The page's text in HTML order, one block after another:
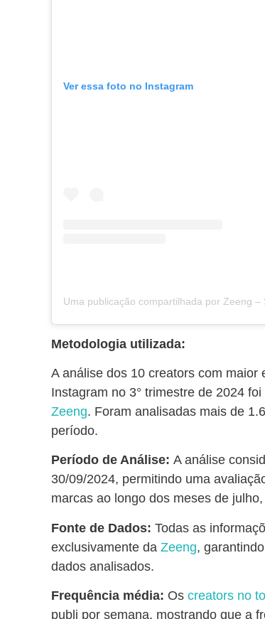
Ver essa foto no Instagram
Metodologia utilizada:
A análise dos 10 creators com maior
Instagram no 3° trimestre de 2024
Zeeng. Foram analisadas mais de
período.
Período de Análise: A análise
30/09/2024, permitindo uma
marcas ao longo dos meses de
Fonte de Dados: Todas as
exclusivamente da Zeeng,
dados analisados.
Frequência média: Os creators no
publi por semana, mostrando que a